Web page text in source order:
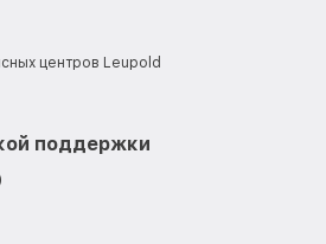
центров Leupold
поддержки